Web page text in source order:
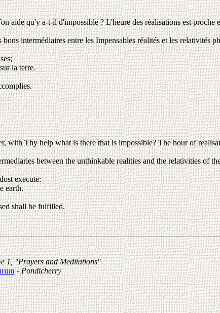
aide qu'y a-t-il d'impossible ? L'heure des réalisations est proche
intermédiaires entre les Impensables réalités et les relativités
la terre.
with Thy help what is there that is impossible? The hour of
between the unthinkable realities and the relativities of
execute:
earth.
shall be fulfilled.
1, "Prayers and Meditations"
- Pondicherry